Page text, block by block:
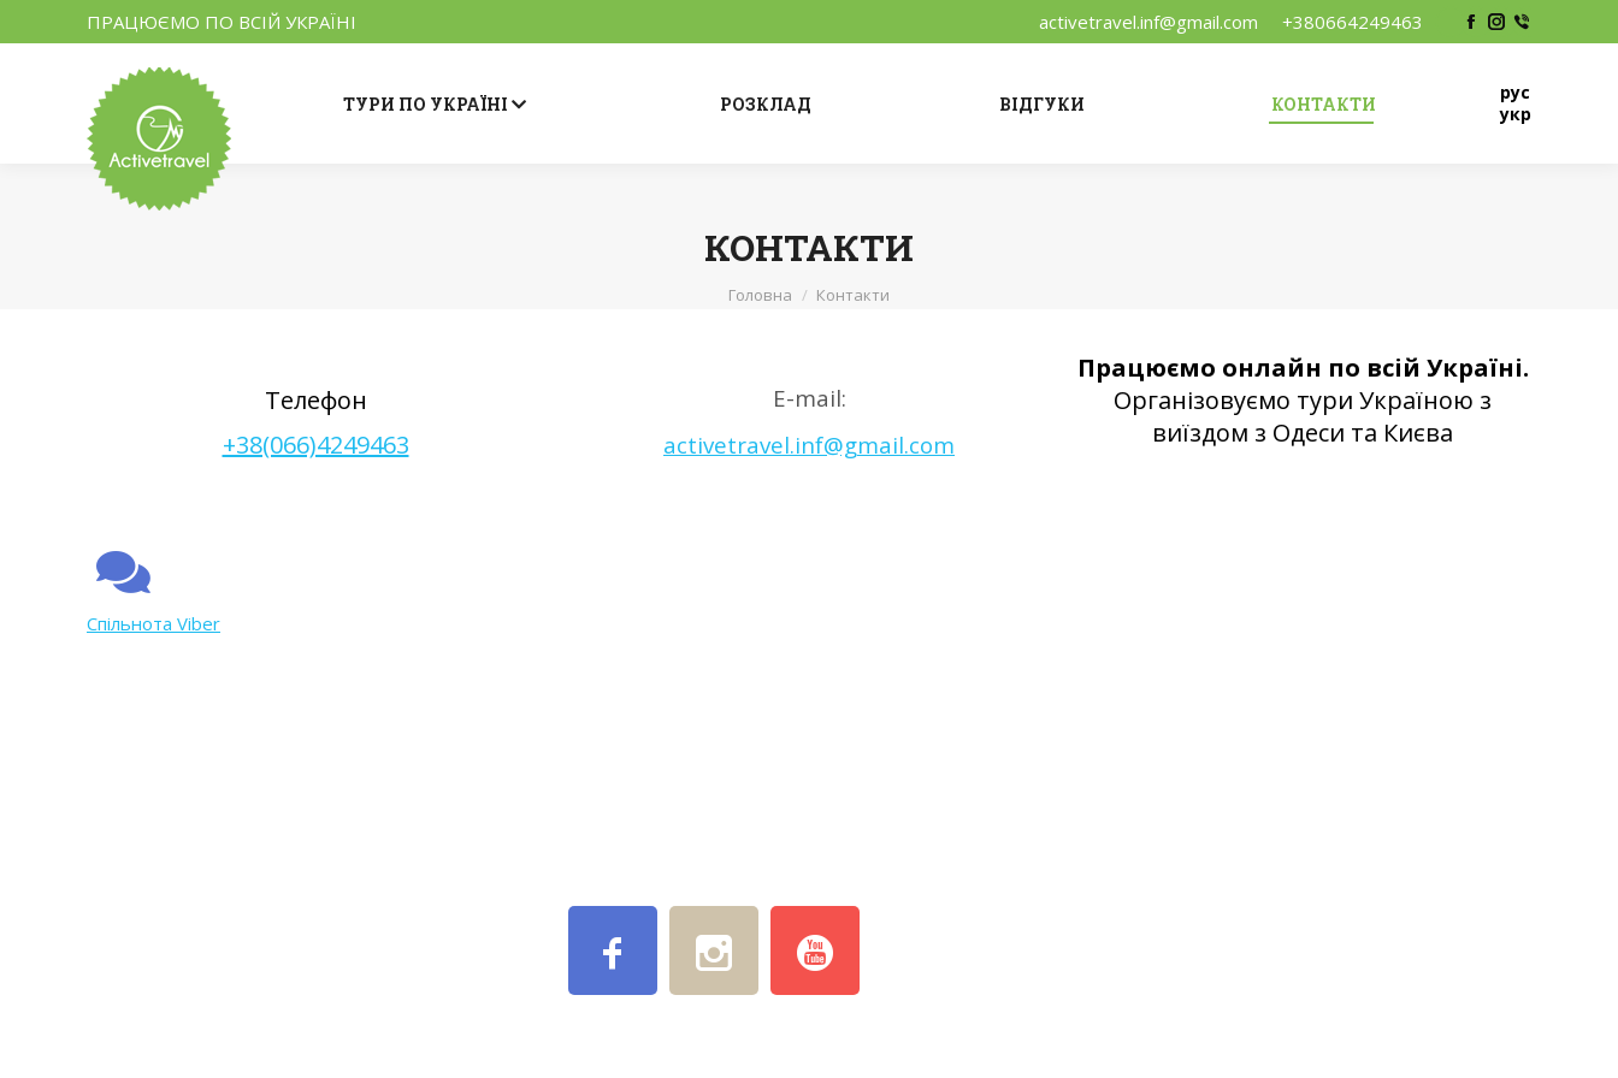
ПРАЦЮЄМО ПО ВСІЙ УКРАЇНІ activetravel.inf@gmail.com +380664249463 Facebook
Instagram
Viber
ТУРИ ПО УКРАЇНІ РОЗКЛАД ВІДГУКИ КОНТАКТИ
рус
укр
КОНТАКТИ
You are here:
Головна Контакти
Телефон
+38(066)4249463
E-mail:
activetravel.inf@gmail.com
Працюємо онлайн по всій Україні.
Організовуємо тури Україною з
виїздом з Одеси та Києва
Спільнота Viber